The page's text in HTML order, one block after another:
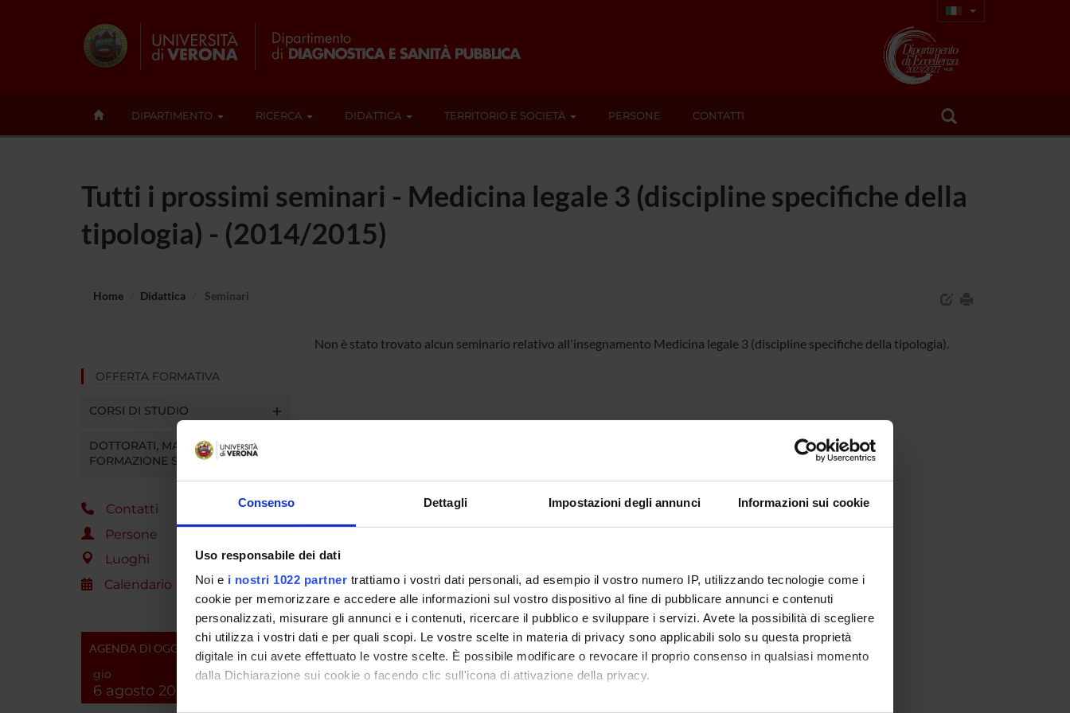
Consenso Dettagli Impostazioni degli annunci Informazioni sui cookie
Uso responsabile dei dati
Noi e i nostri 1022 partner trattiamo i vostri dati personali, ad esempio il vostro numero IP, utilizzando tecnologie come i
cookie per memorizzare e accedere alle informazioni sul vostro dispositivo al fine di pubblicare annunci e contenuti
personalizzati, misurare gli annunci e i contenuti, ricercare il pubblico e sviluppare i servizi. Avete la possibilità di scegliere
chi utilizza i vostri dati e per quali scopi. Le vostre scelte in materia di privacy sono applicabili solo su questa proprietà
digitale in cui avete effettuato le vostre scelte. È possibile modificare o revocare il proprio consenso in qualsiasi momento
dalla Dichiarazione sui cookie o facendo clic sull'icona di attivazione della privacy.
DIPARTIMENTO RICERCA DIDATTICA TERRITORIO E SOCIETÀ PERSONE CONTATTI
Tutti i prossimi seminari - Medicina legale 3 (discipline specifiche della
tipologia) - (2014/2015)
Home Didattica Seminari
OFFERTA FORMATIVA
CORSI DI STUDIO
DOTTORATI, MASTER E
FORMAZIONE SUPERIORE
Contatti
Persone
Luoghi
Calendario
AGENDA DI OGGI
gio
6 agosto 2026
Non è stato trovato alcun seminario relativo all'insegnamento Medicina legale 3 (discipline specifiche della tipologia).